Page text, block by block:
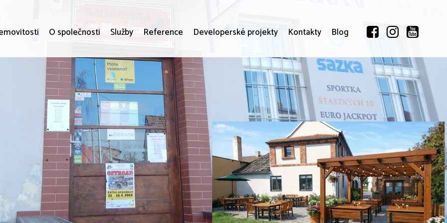
O společnosti Služby Reference Developerské projekty Kontakty Blog